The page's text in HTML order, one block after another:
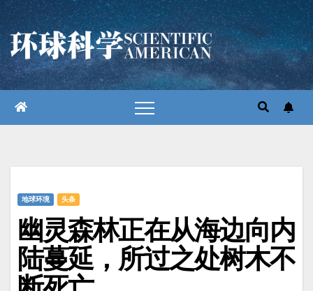
跳
至
内
容
地球环境 头条
幽灵森林正在从海边向内
陆蔓延，所过之处树木不